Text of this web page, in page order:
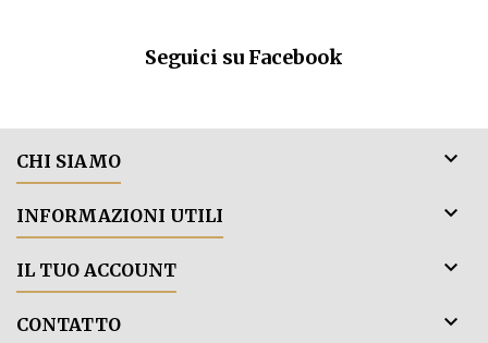
Seguici su Facebook
CHI SIAMO 
INFORMAZIONI UTILI 
IL TUO ACCOUNT 
CONTATTO 